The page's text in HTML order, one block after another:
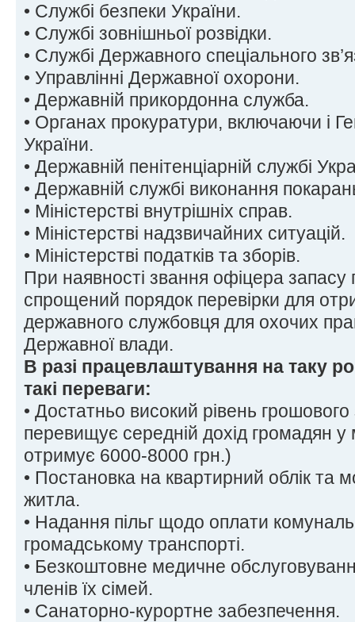
• Службі безпеки України.
• Службі зовнішньої розвідки.
• Службі Державного спеціального
• Управлінні Державної охорони.
• Державній прикордонна служба.
• Органах прокуратури, включаючи і
України.
• Державній пенітенціарній службі
• Державній службі виконання
• Міністерстві внутрішніх справ.
• Міністерстві надзвичайних ситуацій.
• Міністерстві податків та зборів.
При наявності звання офіцера
спрощений порядок перевірки для
державного службовця для охочих
Державної влади.
В разі працевлаштування на таку
такі переваги:
• Достатньо високий рівень
перевищує середній дохід громадян у
отримує 6000-8000 грн.)
• Постановка на квартирний облік та
житла.
• Надання пільг щодо оплати
громадському транспорті.
• Безкоштовне медичне
членів їх сімей.
• Санаторно-курортне забезпечення.